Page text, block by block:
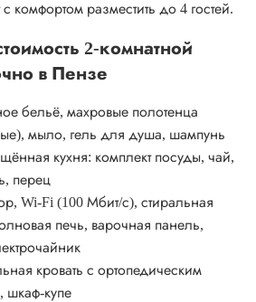
комфортом разместить до 4 гостей.
2-комнатной
в Пензе
бельё, махровые полотенца
мыло, гель для душа, шампунь
кухня: комплект посуды, чай,
перец
Wi-Fi (100 Мбит/с), стиральная
печь, варочная панель,
кровать с ортопедическим
шкаф-купе